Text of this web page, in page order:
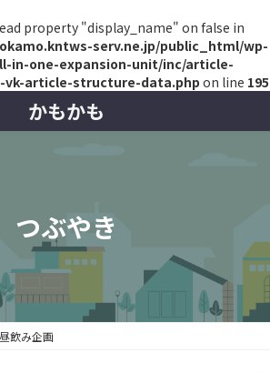
property "display_name" on false in
serv.ne.jp/public_html/wp-
in-one-expansion-unit/inc/article-
article-structure-data.php on line 195
かもかも
つぶやき
昼飲み企画